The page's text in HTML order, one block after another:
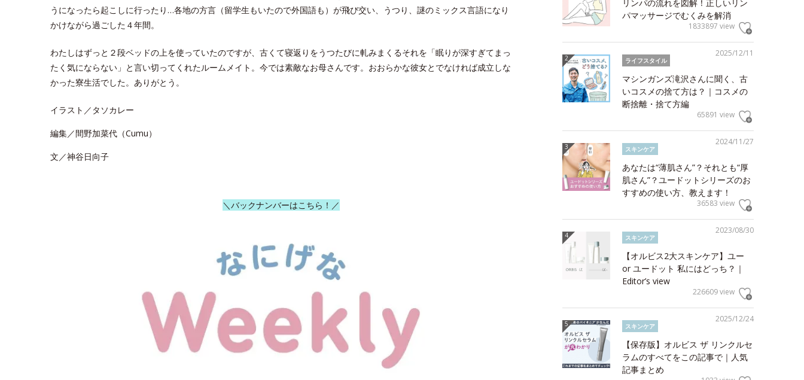
うになったら起こしに行ったり…各地の方言（留学生もいたので外国語も）が飛び交い、うつり、謎のミックス言語になり
かけながら過ごした４年間。
わたしはずっと２段ベッドの上を使っていたのですが、古くて寝返りをうつたびに軋みまくるそれを「眠りが深すぎてまっ
たく気にならない」と言い切ってくれたルームメイト。今では素敵なお母さんです。おおらかな彼女とでなければ成立しな
かった寮生活でした。ありがとう。
イラスト／タソカレー
編集／間野加菜代（Cumu）
文／神谷日向子
＼バックナンバーはこちら！／
リンパの流れを図解！正しいリン
パマッサージでむくみを解消
1833897 view
2025/12/11
ライフスタイル
マシンガンズ滝沢さんに聞く、古
いコスメの捨て方は？｜コスメの
断捨離・捨て方編
65891 view
2024/11/27
スキンケア
あなたは“薄肌さん”？それとも“厚
肌さん”？ユードットシリーズのお
すすめの使い方、教えます！
36583 view
2023/08/30
スキンケア
【オルビス2大スキンケア】ユー
or ユードット 私にはどっち？｜
Editor’s view
226609 view
2025/12/24
スキンケア
【保存版】オルビス ザ リンクルセ
ラムのすべてをこの記事で｜人気
記事まとめ